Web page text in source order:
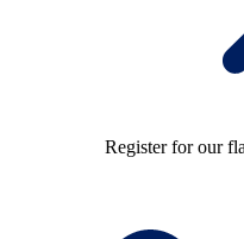
Register for our